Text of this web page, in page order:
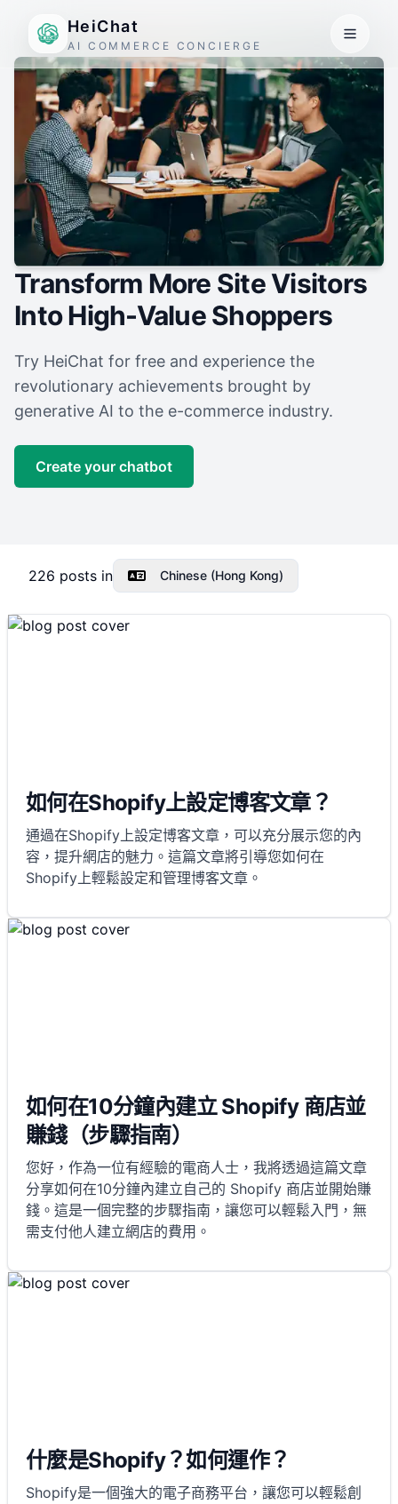
HeiChat
AI COMMERCE CONCIERGE
Transform More Site Visitors
Into High-Value Shoppers
Try HeiChat for free and experience the
revolutionary achievements brought by
generative AI to the e-commerce industry.
Create your chatbot
226 posts in Chinese (Hong Kong)
如何在Shopify上設定博客文章？
通過在Shopify上設定博客文章，可以充分展示您的內
容，提升網店的魅力。這篇文章將引導您如何在
Shopify上輕鬆設定和管理博客文章。
如何在10分鐘內建立 Shopify 商店並
賺錢（步驟指南）
您好，作為一位有經驗的電商人士，我將透過這篇文章
分享如何在10分鐘內建立自己的 Shopify 商店並開始賺
錢。這是一個完整的步驟指南，讓您可以輕鬆入門，無
需支付他人建立網店的費用。
什麼是Shopify？如何運作？
Shopify是一個強大的電子商務平台，讓您可以輕鬆創